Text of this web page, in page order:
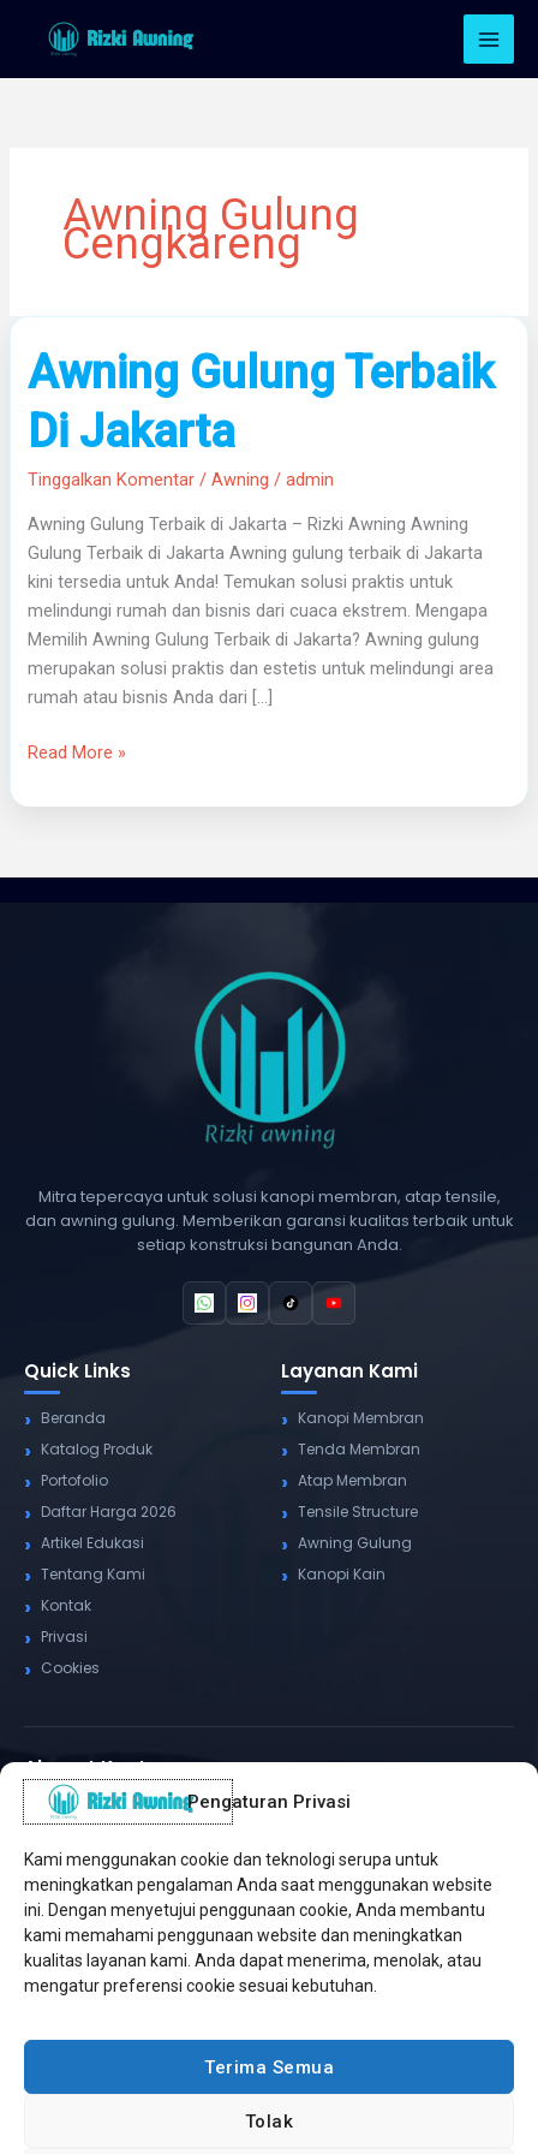
Pengaturan Privasi
Kami menggunakan cookie dan teknologi serupa untuk
meningkatkan pengalaman Anda saat menggunakan website
ini. Dengan menyetujui penggunaan cookie, Anda membantu
kami memahami penggunaan website dan meningkatkan
kualitas layanan kami. Anda dapat menerima, menolak, atau
mengatur preferensi cookie sesuai kebutuhan.
Terima Semua
Tolak
Awning Gulung
Cengkareng
Awning Gulung Terbaik
Di Jakarta
Tinggalkan Komentar /Awning /admin
Awning Gulung Terbaik di Jakarta – Rizki Awning Awning
Gulung Terbaik di Jakarta Awning gulung terbaik di Jakarta
kini tersedia untuk Anda! Temukan solusi praktis untuk
melindungi rumah dan bisnis dari cuaca ekstrem. Mengapa
Memilih Awning Gulung Terbaik di Jakarta? Awning gulung
merupakan solusi praktis dan estetis untuk melindungi area
rumah atau bisnis Anda dari […]
Awning
Gulung
Terbaik
Di
Jakarta
Read More »
Mitra tepercaya untuk solusi kanopi membran, atap tensile,
dan awning gulung. Memberikan garansi kualitas terbaik untuk
setiap konstruksi bangunan Anda.
Quick Links
Beranda
Katalog Produk
Portofolio
Daftar Harga 2026
Artikel Edukasi
Tentang Kami
Kontak
Privasi
Cookies
Layanan Kami
Kanopi Membran
Tenda Membran
Atap Membran
Tensile Structure
Awning Gulung
Kanopi Kain
Alamat Kantor
✆ WhatsApp / Telepon
Pusat Sukabumi
Sukamanis, Kadudampit, Sukabumi
Cabang Jakarta
Kembangan, Jakarta Barat
Sektor A3, Tangerang Selatan